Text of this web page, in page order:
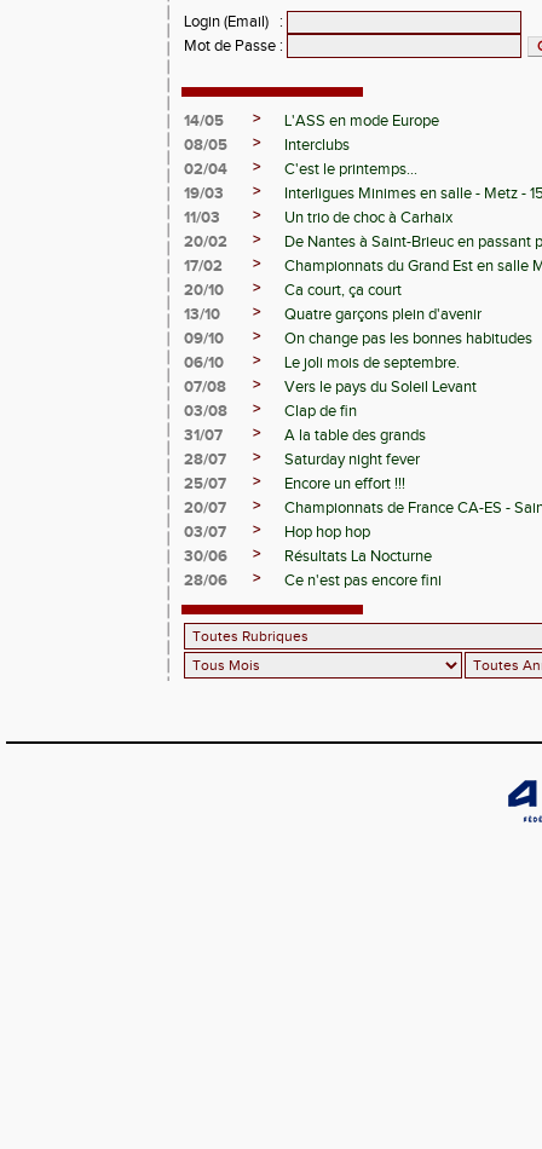
Login (Email)
:
Mot de Passe :
14/05 >
L'ASS en mode Europe
08/05
>
Interclubs
02/04
>
C'est le printemps...
19/03
>
Interligues Minimes en salle - Metz -
11/03
>
Un trio de choc à Carhaix
20/02
>
De Nantes à Saint-Brieuc en passant
17/02
>
Championnats du Grand Est en salle
20/10
>
Ca court, ça court
13/10
>
Quatre garçons plein d'avenir
09/10
>
On change pas les bonnes habitudes
06/10
>
Le joli mois de septembre.
07/08
>
Vers le pays du Soleil Levant
03/08
>
Clap de fin
31/07
>
A la table des grands
28/07
>
Saturday night fever
25/07
>
Encore un effort !!!
20/07
>
Championnats de France CA-ES -
03/07
>
Hop hop hop
30/06
>
Résultats La Nocturne
28/06
> Ce n'est pas encore fini